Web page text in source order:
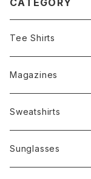
Tee Shirts
Magazines
Sweatshirts
Sunglasses